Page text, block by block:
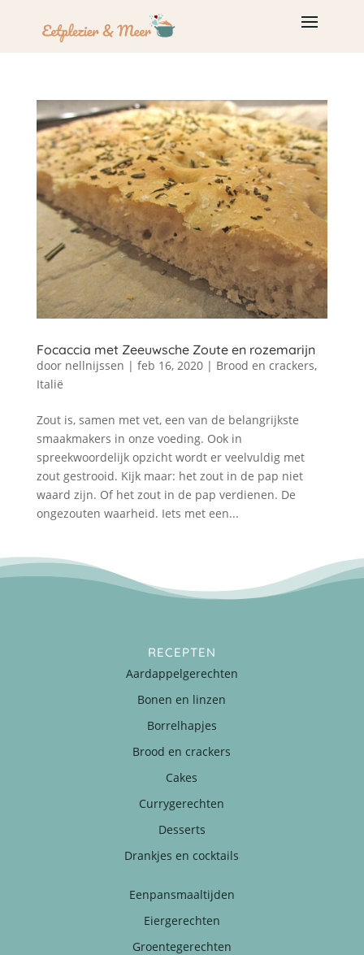
Focaccia met Zeeuwsche Zoute en rozemarijn
door nellnijssen | feb 16, 2020| Brood en crackers,
Italië
Zout is, samen met vet, een van de belangrijkste
smaakmakers in onze voeding. Ook in
spreekwoordelijk opzicht wordt er veelvuldig met
zout gestrooid. Kijk maar: het zout in de pap niet
waard zijn. Of het zout in de pap verdienen. De
ongezouten waarheid. Iets met een...
RECEPTEN
Aardappelgerechten
Bonen en linzen
Borrelhapjes
Brood en crackers
Cakes
Currygerechten
Desserts
Drankjes en cocktails
Eenpansmaaltijden
Eiergerechten
Groentegerechten